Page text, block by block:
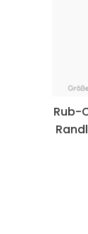
Rub-